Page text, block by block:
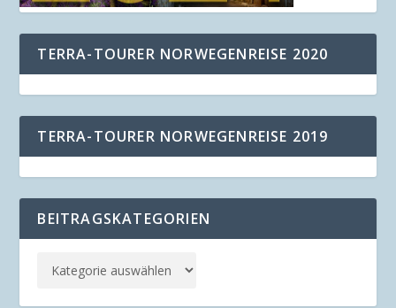
TERRA-TOURER NORWEGENREISE 2020
TERRA-TOURER NORWEGENREISE 2019
BEITRAGSKATEGORIEN